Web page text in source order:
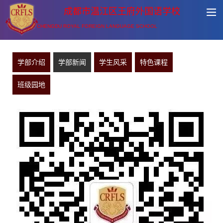
成都市温江区王府外国语学校
CHENGDU ROYAL FOREIGN LANGUAGE SCHOOL
学部介绍 学部新闻 学生风采 特色课程
班级园地